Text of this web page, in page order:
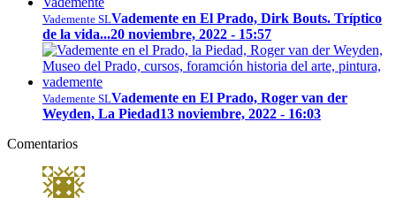
Vademente SLVademente en El Prado, Dirk Bouts. Tríptico
de la vida...20 noviembre, 2022 - 15:57
Vademente SLVademente en El Prado, Roger van der
Weyden, La Piedad13 noviembre, 2022 - 16:03
Comentarios